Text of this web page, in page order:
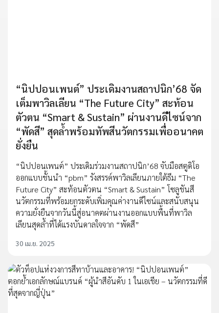
“นิปปอนเพนต์” ประเดิมงานสถาปนิก’68 จัด
เต็มพาวิลเลียน “The Future City” สะท้อน
ตัวตน “Smart & Sustain” ผ่านงานดีไซน์จาก
“พัดสี” สุดล้ำพร้อมทัพสีนวัตกรรมเพื่ออนาคต
ยั่งยืน
“นิปปอนเพนต์” ประเดิมร่วมงานสถาปนิก’68 จับมือสตูดิโอ
ออกแบบชั้นนำ “pbm” รังสรรค์พาวิลเลียนภายใต้ธีม “The
Future City” สะท้อนตัวตน “Smart & Sustain” โซลูชันสี
นวัตกรรมที่พร้อมยกระดับเพิ่มคุณค่างานดีไซน์และสนับสนุน
ความยั่งยืนจากวันนี้สู่อนาคตผ่านงานออกแบบพื้นที่พาวิล
เลียนสุดล้ำที่ได้แรงบันดาลใจจาก “พัดสี”
30 เม.ย. 2025